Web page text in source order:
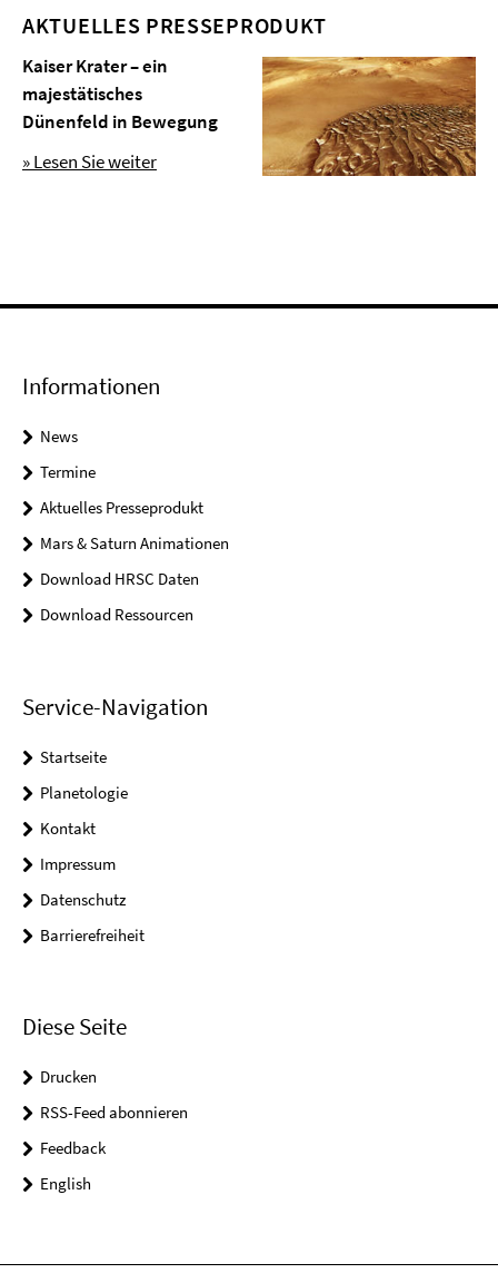
AKTUELLES PRESSEPRODUKT
Kaiser Krater – ein
majestätisches
Dünenfeld in Bewegung
» Lesen Sie weiter
Informationen
News
Termine
Aktuelles Presseprodukt
Mars & Saturn Animationen
Download HRSC Daten
Download Ressourcen
Service-Navigation
Startseite
Planetologie
Kontakt
Impressum
Datenschutz
Barrierefreiheit
Diese Seite
Drucken
RSS-Feed abonnieren
Feedback
English